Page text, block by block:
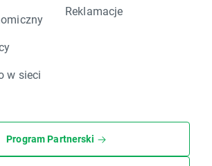
w sieci
Reklamacje
Program Partnerski